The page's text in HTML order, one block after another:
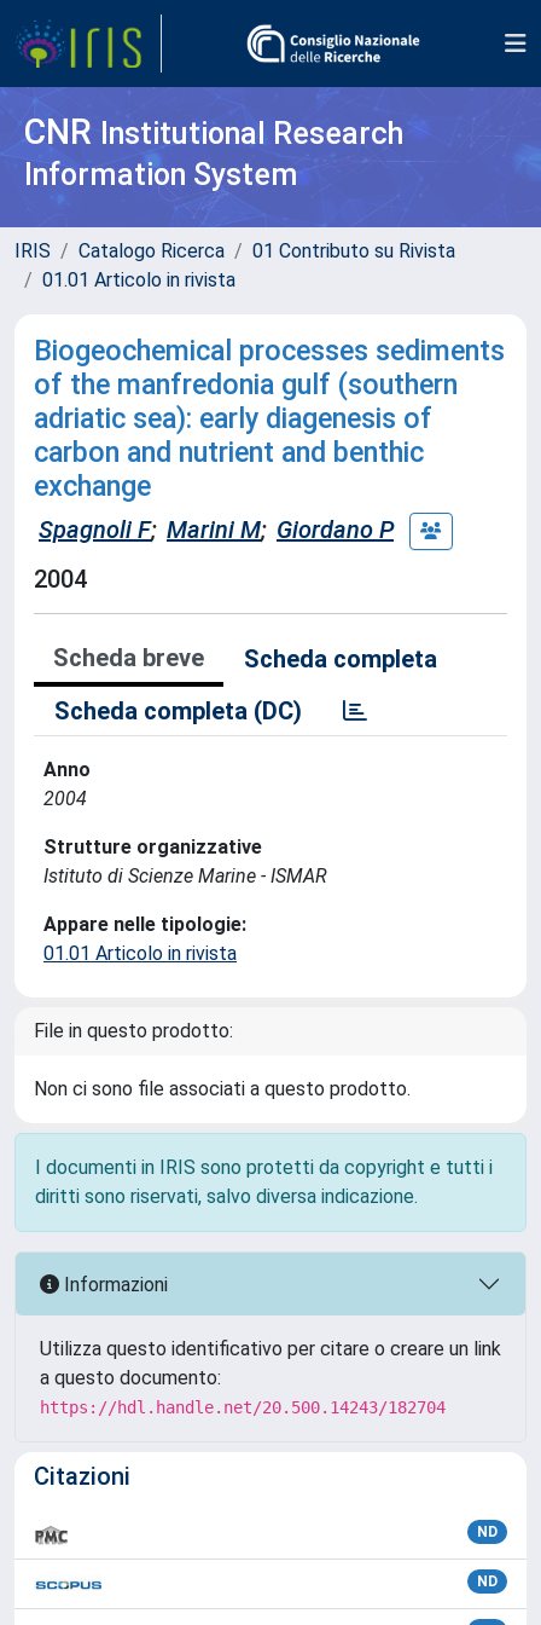
CNR Institutional Research
Information System
IRIS Catalogo Ricerca
01 Contributo su Rivista
01.01 Articolo in rivista
Biogeochemical processes sediments
of the manfredonia gulf (southern
adriatic sea): early diagenesis of
carbon and nutrient and benthic
exchange
Spagnoli F; Marini M; Giordano P
2004
Scheda breve
Scheda completa
Scheda completa (DC)
Anno
2004
Strutture organizzative
Istituto di Scienze Marine - ISMAR
Appare nelle tipologie:
01.01 Articolo in rivista
File in questo prodotto:
Non ci sono file associati a questo prodotto.
I documenti in IRIS sono protetti da copyright e tutti i
diritti sono riservati, salvo diversa indicazione.
Informazioni
Utilizza questo identificativo per citare o creare un link
a questo documento:
https://hdl.handle.net/20.500.14243/182704
Citazioni
ND
ND